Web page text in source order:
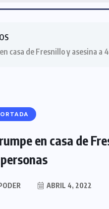
casa de Fresnillo y asesina a
en casa de
ABRIL 4, 2022